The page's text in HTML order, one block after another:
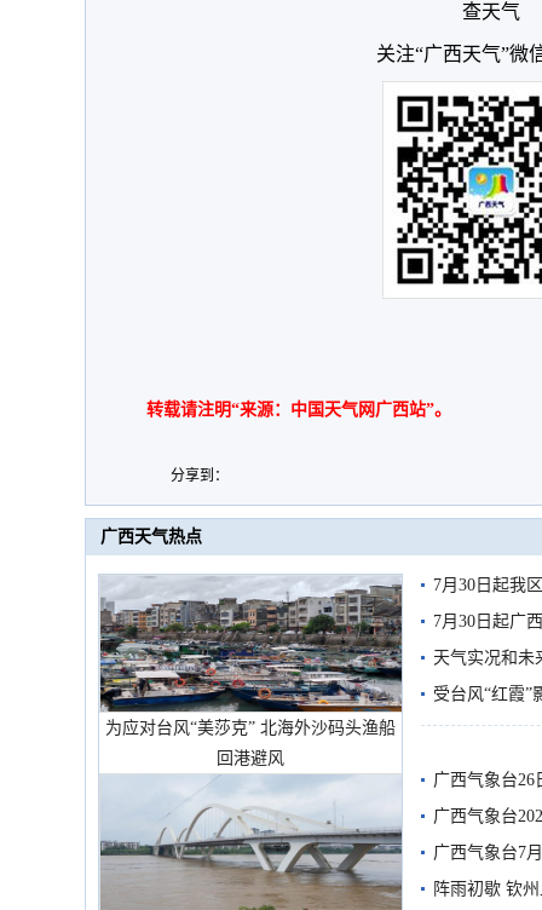
查天气
关注“广西天气”微
转载请注明“来源：中国天气网广西站”。
分享到：
广西天气热点
为应对台风“美莎克” 北海外沙码头渔船
回港避风
7月30日起我
7月30日起广
天气实况和未
受台风“红霞”
有较强降雨
广西气象台26
广西气象台
预警
广西气象台7
阵雨初歇 钦